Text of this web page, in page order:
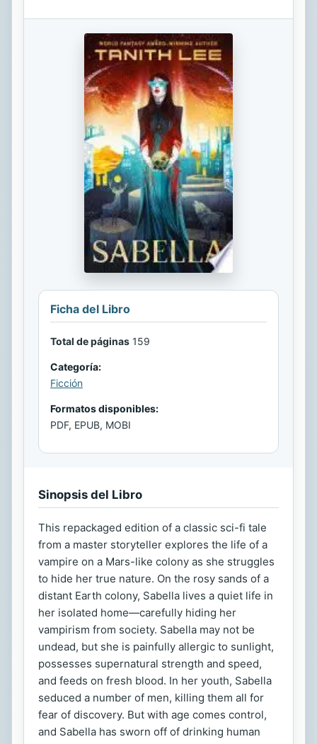
Ficha del Libro
Total de páginas 159
Categoría:
Ficción
Formatos disponibles:
PDF, EPUB, MOBI
Sinopsis del Libro
This repackaged edition of a classic sci-fi tale
from a master storyteller explores the life of a
vampire on a Mars-like colony as she struggles
to hide her true nature. On the rosy sands of a
distant Earth colony, Sabella lives a quiet life in
her isolated home—carefully hiding her
vampirism from society. Sabella may not be
undead, but she is painfully allergic to sunlight,
possesses supernatural strength and speed,
and feeds on fresh blood. In her youth, Sabella
seduced a number of men, killing them all for
fear of discovery. But with age comes control,
and Sabella has sworn off of drinking human